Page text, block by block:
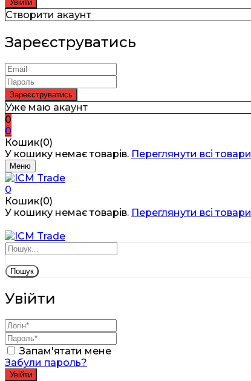
Створити акаунт
Зареєструватись
Уже маю акаунт
0
0
Кошик(0)
У кошику немає товарів. Переглянути всі товари
Меню
0
Кошик(0)
У кошику немає товарів. Переглянути всі товари
Пошук
Увійти
Запам'ятати мене
Забули пароль?